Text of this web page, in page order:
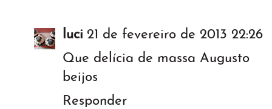
luci 21 de fevereiro de 2013 22:26
Que delícia de massa Augusto
beijos
Responder